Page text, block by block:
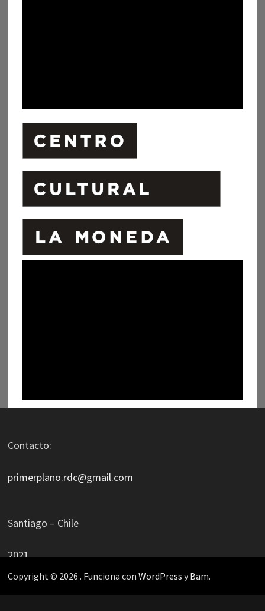
Contacto:
primerplano.rdc@gmail.com
Santiago – Chile
2021
Copyright © 2026 . Funciona con WordPress yBam.